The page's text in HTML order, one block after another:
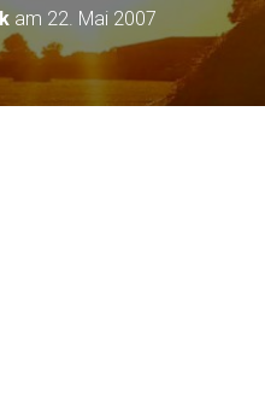
N
am 22. Mai 2007